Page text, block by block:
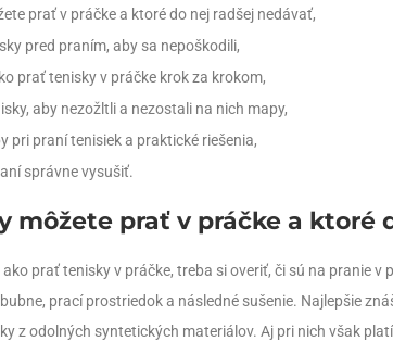
prať v práčke a ktoré do nej radšej nedávať,
pred praním, aby sa nepoškodili,
prať tenisky v práčke krok za krokom,
aby nezožltli a nezostali na nich mapy,
pri praní tenisiek a praktické riešenia,
správne vysušiť.
môžete prať v práčke a ktoré
prať tenisky v práčke, treba si overiť, či sú na pranie
prací prostriedok a následné sušenie. Najlepšie
z odolných syntetických materiálov. Aj pri nich však